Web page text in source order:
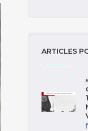
ARTICLES